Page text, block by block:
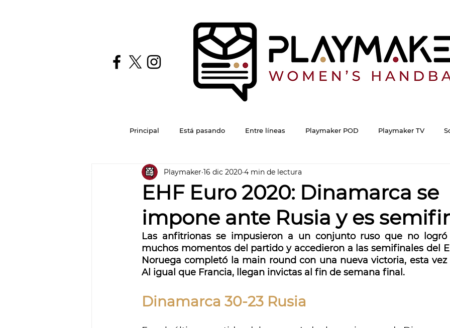
Principal Está pasando Entre líneas Playmaker POD Playmaker TV
EHF Euro 2020: Dinamarca se
impone ante Rusia y es
Playmaker 16 dic 2020 4 min de lectura
Las anfitrionas se impusieron a un conjunto ruso que no
muchos momentos del partido y accedieron a las semifinales del
Noruega completó la main round con una nueva victoria, esta
Al igual que Francia, llegan invictas al fin de semana final.
Dinamarca 30-23 Rusia